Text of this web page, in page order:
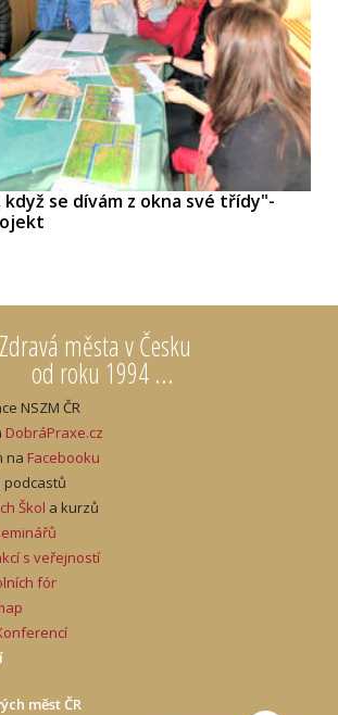
Zdravá města v Česku
od roku 1994 ...
NSZM ČR
DobráPraxe.cz
na Facebooku
podcastů
Škol a kurzů
s veřejností
fór
měst ČR
se dívám z okna své třídy"-